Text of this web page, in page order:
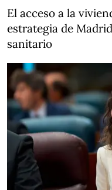
El acceso a la
estrategia de
sanitario